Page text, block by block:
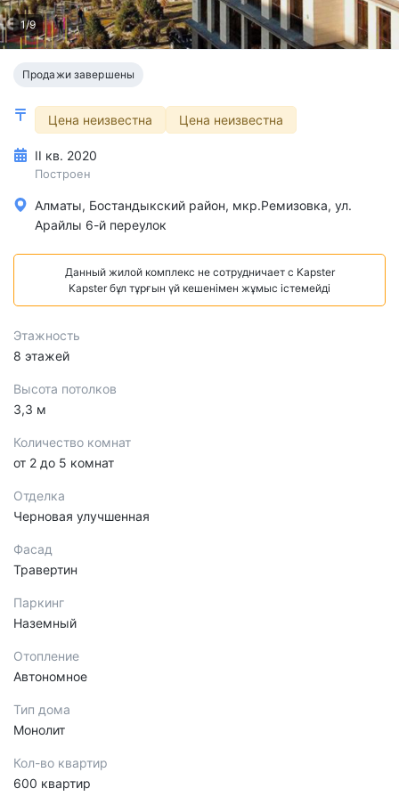
1/9
Продажи завершены
Цена неизвестна Цена неизвестна
II кв. 2020
Построен
Алматы, Бостандыкский район, мкр.Ремизовка, ул.
Арайлы 6-й переулок
Данный жилой комплекс не сотрудничает с Kapster
Kapster бұл тұрғын үй кешенімен жұмыс істемейді
Этажность
8 этажей
Высота потолков
3,3 м
Количество комнат
от 2 до 5 комнат
Отделка
Черновая улучшенная
Фасад
Травертин
Паркинг
Наземный
Отопление
Автономное
Тип дома
Монолит
Кол-во квартир
600 квартир